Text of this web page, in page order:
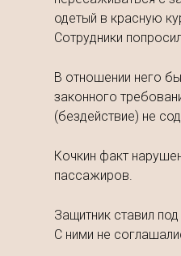
одетый в красную
Сотрудники
В отношении него
законного
(бездействие) не
Кочкин факт
пассажиров.
Защитник ставил
С ними не